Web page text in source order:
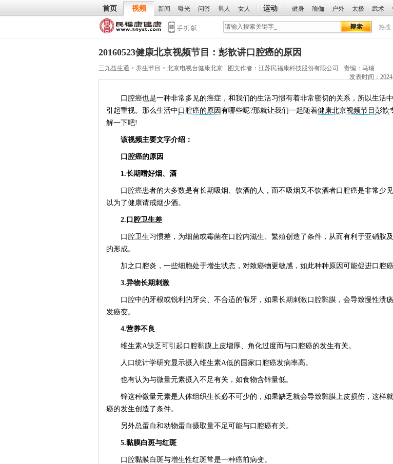
首页 视频 新闻 曝光 问答 男人 女人 运动 健身 瑜伽 户外 太极 武术
热搜
20160523健康北京视频节目：彭歆讲口腔癌的原因
三九益生通 > 养生节目 > 北京电视台健康北京 图文作者： 江苏民福康科技股份有限公司
责编：马瑞
发表时间：
口腔癌也是一种非常多见的癌症，和我们的生活习惯有着非常密切的关系，所以生活
引起重视。那么生活中 口腔癌的原因有哪些呢?那就让我们一起随着健康北京视频节目 彭歆
解一下吧!
该视频主要文字介绍：
口腔癌的原因
1.长期嗜好烟、酒
口腔癌患者的大多数是有长期吸烟、饮酒的人，而不吸烟又不饮酒者口腔癌是非常少
以为了健康请戒烟少酒。
2.口腔卫生差
口腔卫生习惯差，为细菌或霉菌在口腔内滋生、繁殖创造了条件，从而有利于亚硝胺
的形成。
加之口腔炎，一些细胞处于增生状态，对致癌物更敏感，如此种种原因可能促进口腔癌
3.异物长期刺激
口腔中的牙根或锐利的牙尖、不合适的假牙，如果长期刺激口腔黏膜，会导致慢性溃
发癌变。
4.营养不良
维生素A缺乏可引起口腔黏膜上皮增厚、角化过度而与口腔癌的发生有关。
人口统计学研究显示摄入维生素A低的国家口腔癌发病率高。
也有认为与微量元素摄入不足有关，如食物含锌量低。
锌这种微量元素是人体组织生长必不可少的，如果缺乏就会导致黏膜上皮损伤，这样
癌的发生创造了条件。
另外总蛋白和动物蛋白摄取量不足可能与口腔癌有关。
5.黏膜白斑与红斑
口腔黏膜白斑与增生性红斑常是一种癌前病变。